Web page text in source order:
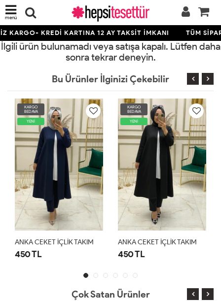
menü
KARGO- KREDİ KARTINA 12 AY TAKSİT İMKANI TÜM
İlgili ürün bulunamadı veya satışa kapalı. Lütfen daha
sonra tekrar deneyin.
Bu Ürünler İlginizi Çekebilir
KARGO
BEDAVA
YENİ
ANKA CEKET İÇLİK TAKIM
450 TL
KARGO
BEDAVA
YENİ
ANKA CEKET İÇLİK TAKIM
450 TL
Çok Satan Ürünler